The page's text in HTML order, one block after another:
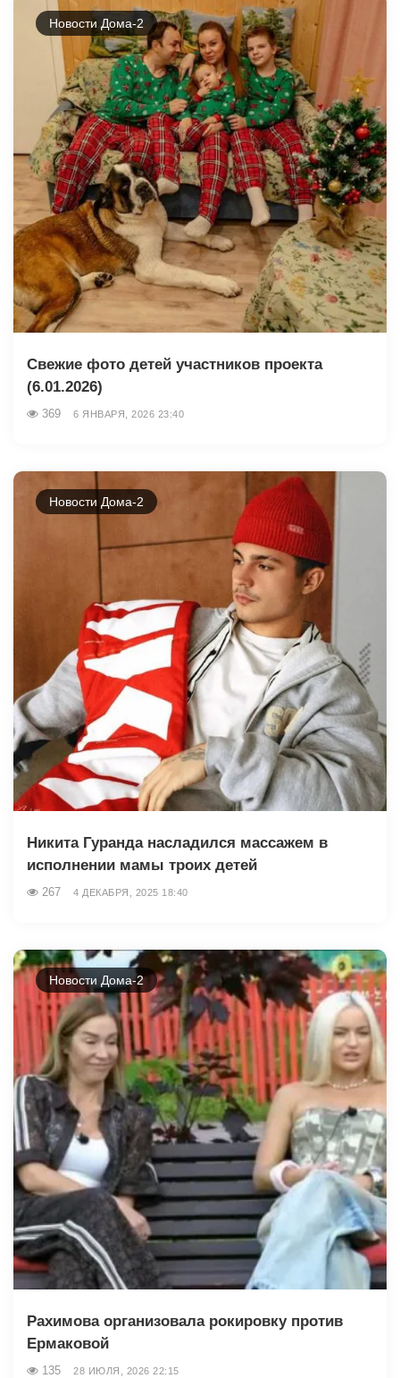
Новости Дома-2
Свежие фото детей участников проекта
(6.01.2026)
369 6 ЯНВАРЯ, 2026 23:40
Новости Дома-2
Никита Гуранда насладился массажем в
исполнении мамы троих детей
267 4 ДЕКАБРЯ, 2025 18:40
Новости Дома-2
Рахимова организовала рокировку против
Ермаковой
135 28 ИЮЛЯ, 2026 22:15